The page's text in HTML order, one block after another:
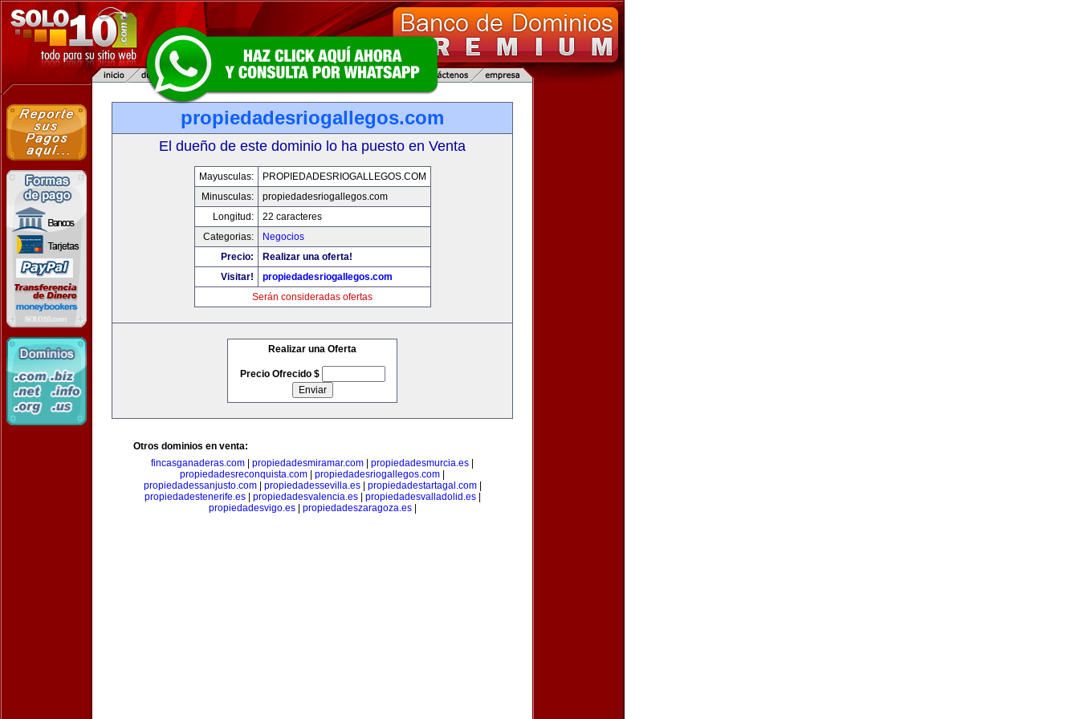
propiedadesriogallegos.com
El dueño de este dominio lo ha puesto en Venta
Mayusculas:
PROPIEDADESRIOGALLEGOS.COM
Minusculas:
propiedadesriogallegos.com
Longitud:
22 caracteres
Categorias:
Negocios
Precio:
Realizar una oferta!
Visitar!
propiedadesriogallegos.com
Serán consideradas ofertas
Realizar una Oferta
Precio Ofrecido $
Otros dominios en venta:
fincasganaderas.com
propiedadesmiramar.com propiedadesmurcia.es
propiedadesreconquista.com
propiedadesriogallegos.com
propiedadessanjusto.com| propiedadessevilla.es| propiedadestartagal.com|
propiedadestenerife.es| propiedadesvalencia.es| propiedadesvalladolid.es|
propiedadesvigo.es| propiedadeszaragoza.es|